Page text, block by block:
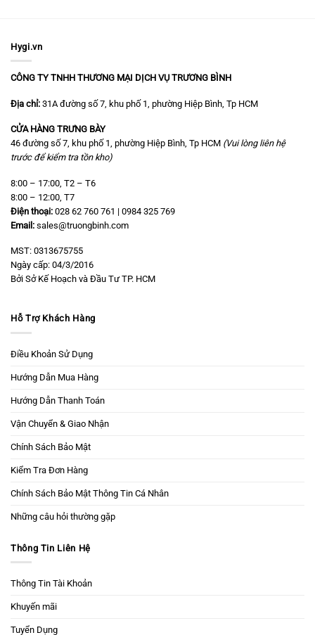
Hygi.vn
CÔNG TY TNHH THƯƠNG MẠI DỊCH VỤ TRƯƠNG BÌNH
Địa chỉ: 31A đường số 7, khu phố 1, phường Hiệp Bình, Tp HCM
CỬA HÀNG TRƯNG BÀY
46 đường số 7, khu phố 1, phường Hiệp Bình, Tp HCM (Vui lòng liên hệ
trước để kiểm tra tồn kho)
8:00 – 17:00, T2 – T6
8:00 – 12:00, T7
Điện thoại: 028 62 760 761 | 0984 325 769
Email: sales@truongbinh.com
MST: 0313675755
Ngày cấp: 04/3/2016
Bởi Sở Kế Hoạch và Đầu Tư TP. HCM
Hỗ Trợ Khách Hàng
Điều Khoản Sử Dụng
Hướng Dẫn Mua Hàng
Hướng Dẫn Thanh Toán
Vận Chuyển & Giao Nhận
Chính Sách Bảo Mật
Kiểm Tra Đơn Hàng
Chính Sách Bảo Mật Thông Tin Cá Nhân
Những câu hỏi thường gặp
Thông Tin Liên Hệ
Thông Tin Tài Khoản
Khuyến mãi
Tuyển Dụng